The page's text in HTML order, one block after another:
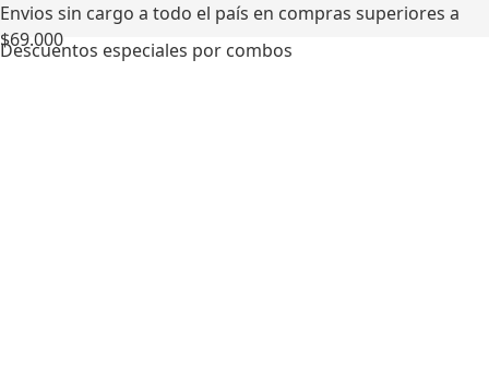
Envios sin cargo a todo el país en compras superiores a
$69.000
Descuentos especiales por combos